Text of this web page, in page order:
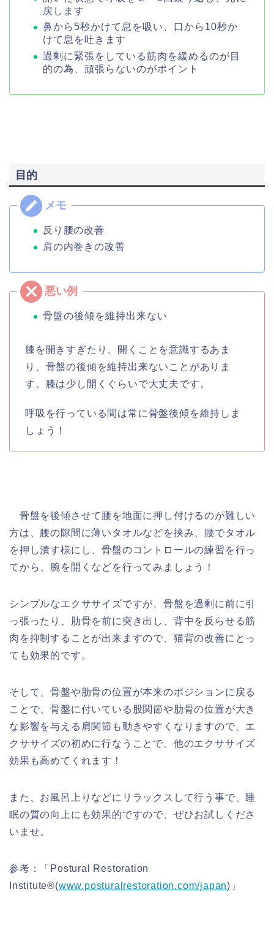
戻します
鼻から5秒かけて息を吸い、口から10秒か
けて息を吐きます
過剰に緊張をしている筋肉を緩めるのが目
的の為、頑張らないのがポイント
目的
反り腰の改善
肩の内巻きの改善
骨盤の後傾を維持出来ない
膝を開きすぎたり、開くことを意識するあま
り、骨盤の後傾を維持出来ないことがありま
す。膝は少し開くぐらいで大丈夫です。
呼吸を行っている間は常に骨盤後傾を維持しま
しょう！
骨盤を後傾させて腰を地面に押し付けるのが難しい
方は、腰の隙間に薄いタオルなどを挟み、腰でタオル
を押し潰す様にし、骨盤のコントロールの練習を行っ
てから、腕を開くなどを行ってみましょう！
シンプルなエクササイズですが、骨盤を過剰に前に引
っ張ったり、肋骨を前に突き出し、背中を反らせる筋
肉を抑制することが出来ますので、猫背の改善にとっ
ても効果的です。
そして、骨盤や肋骨の位置が本来のポジションに戻る
ことで、骨盤に付いている股関節や肋骨の位置が大き
な影響を与える肩関節も動きやすくなりますので、エ
クササイズの初めに行なうことで、他のエクササイズ
効果も高めてくれます！
また、お風呂上りなどにリラックスして行う事で、睡
眠の質の向上にも効果的ですので、ぜひお試しくださ
いませ。
参考：「Postural Restoration
Institute®︎(www.posturalrestoration.com/japan)」